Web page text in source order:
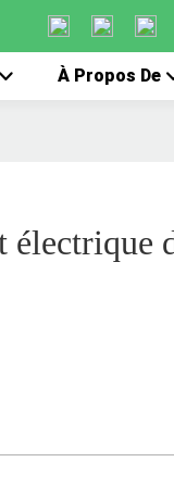
À Propos De
électrique